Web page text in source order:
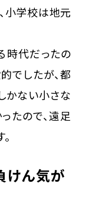
小学校は地元
時代だったの
でしたが、都
かない小さな
たので、遠足
けん気が